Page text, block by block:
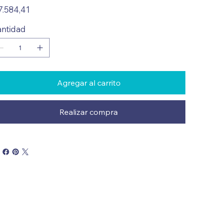
Agregar al carrito
Realizar compra